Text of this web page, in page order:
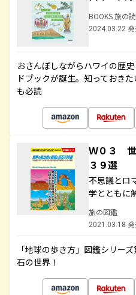
BOOKS 旅の
2024.03.22
おさんぽしながらハワイの歴
ドブックが誕生。知っておき
も必読
Ｗ０３ 世
３９選
不思議とロ
学とともに
旅の図鑑
2021.03.18
「地球の歩き方」図鑑シリー
石の世界！